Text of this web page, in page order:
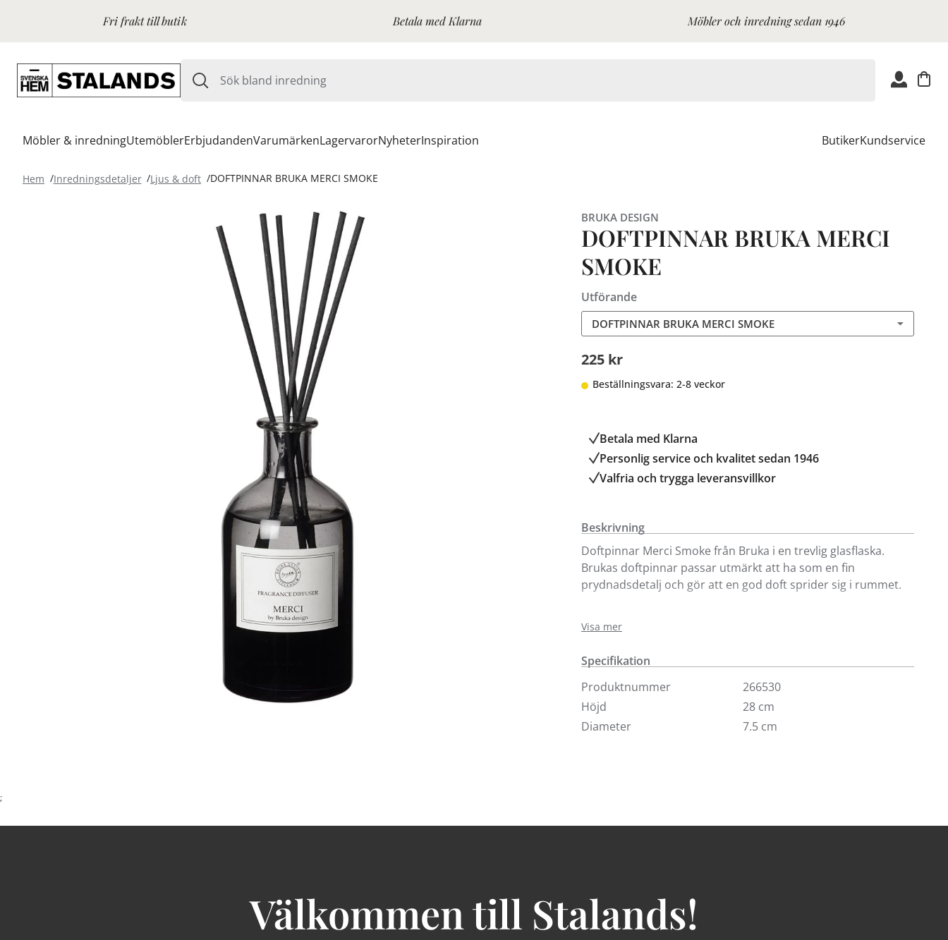
Fri frakt till butik Betala med Klarna Möbler och inredning sedan 1946
Möbler & inredningUtemöblerErbjudandenVarumärkenLagervarorNyheterInspiration ButikerKundservice
Hem Inredningsdetaljer Ljus & doft DOFTPINNAR BRUKA MERCI SMOKE
BRUKA DESIGN
DOFTPINNAR BRUKA MERCI
SMOKE
Utförande
DOFTPINNAR BRUKA MERCI SMOKE
225 kr
Beställningsvara: 2-8 veckor
Betala med Klarna
Personlig service och kvalitet sedan 1946
Valfria och trygga leveransvillkor
Beskrivning
Doftpinnar Merci Smoke från Bruka i en trevlig glasflaska.
Brukas doftpinnar passar utmärkt att ha som en fin
prydnadsdetalj och gör att en god doft sprider sig i rummet.
och Sollentuna. Vi har ett flertal olika dofter och färger.
Välkommen in!
Visa mer
Specifikation
Produktnummer
266530
Höjd
28 cm
Diameter
7.5 cm
;
Välkommen till Stalands!